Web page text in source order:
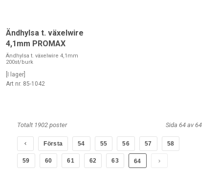
Ändhylsa t. växelwire
4,1mm PROMAX
Ändhylsa t. växelwire 4,1mm
200st/burk
[I lager]
Art nr. 85-1042
Totalt 1902 poster Sida 64 av 64
Första 54 55 56 57 58
59 60 61 62 63 64